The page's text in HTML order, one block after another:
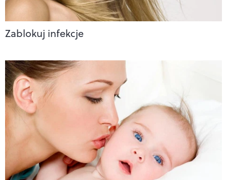
Zablokuj infekcje